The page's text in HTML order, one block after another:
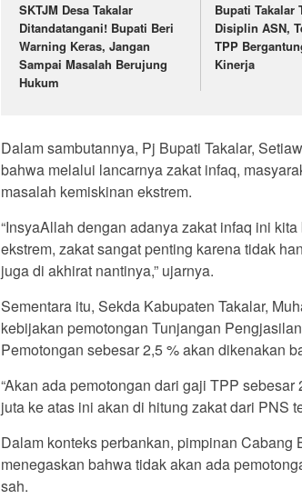
SKTJM Desa Takalar
Ditandatangani! Bupati Beri
Warning Keras, Jangan
Sampai Masalah Berujung
Hukum
Bupati Takalar
Disiplin ASN,
TPP
Kinerja
Dalam sambutannya, Pj Bupati Takalar,
bahwa melalui lancarnya zakat infaq,
masalah kemiskinan ekstrem.
“InsyaAllah dengan adanya zakat infaq ini
ekstrem, zakat sangat penting karena tidak
juga di akhirat nantinya,” ujarnya.
Sementara itu, Sekda Kabupaten Takalar,
kebijakan pemotongan Tunjangan
Pemotongan sebesar 2,5 % akan dikenakan
“Akan ada pemotongan dari gaji TPP
juta ke atas ini akan di hitung zakat dari PNS
Dalam konteks perbankan, pimpinan Cabang
menegaskan bahwa tidak akan ada
sah.